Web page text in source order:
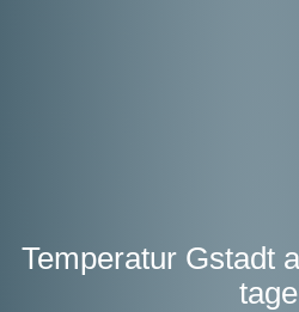
Temperatur Gstadt am Chiemsee 30
tage